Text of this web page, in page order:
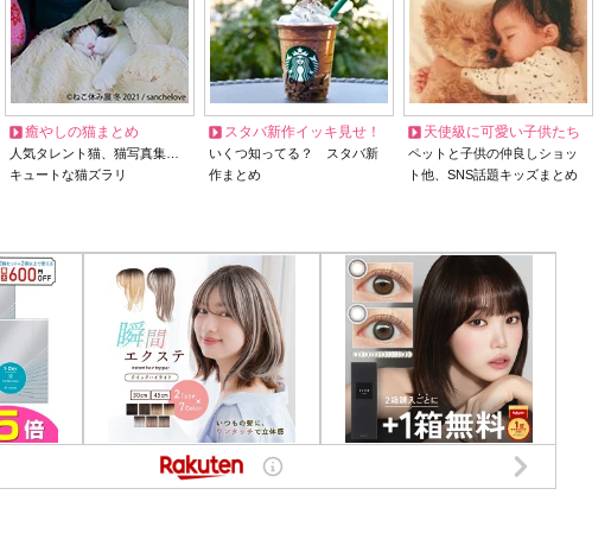
癒やしの猫まとめ
人気タレント猫、猫写真集…
キュートな猫ズラリ
スタバ新作イッキ見せ！
いくつ知ってる？ スタバ新
作まとめ
天使級に可愛い子供たち
ペットと子供の仲良しショッ
ト他、SNS話題キッズまとめ